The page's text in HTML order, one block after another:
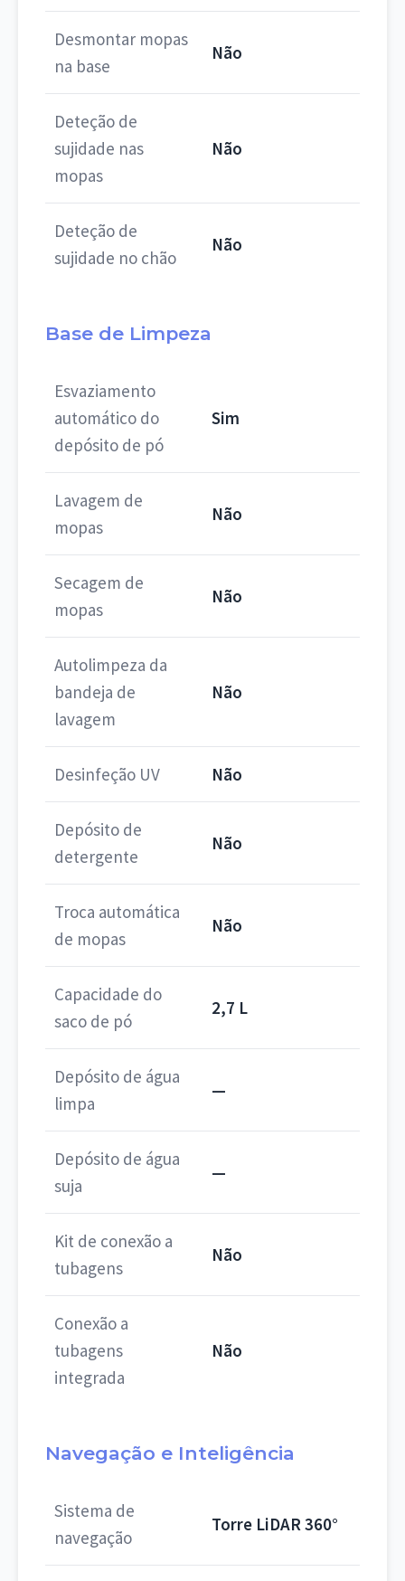
Desmontar mopas
na base
Não
Deteção de
sujidade nas
mopas
Não
Deteção de
sujidade no chão
Não
Base de Limpeza
Esvaziamento
automático do
depósito de pó
Sim
Lavagem de
mopas
Não
Secagem de
mopas
Não
Autolimpeza da
bandeja de
lavagem
Não
Desinfeção UV Não
Depósito de
detergente
Não
Troca automática
de mopas
Não
Capacidade do
saco de pó
2,7 L
Depósito de água
limpa
—
Depósito de água
suja
—
Kit de conexão a
tubagens
Não
Conexão a
tubagens
integrada
Não
Navegação e Inteligência
Sistema de
navegação
Torre LiDAR 360°